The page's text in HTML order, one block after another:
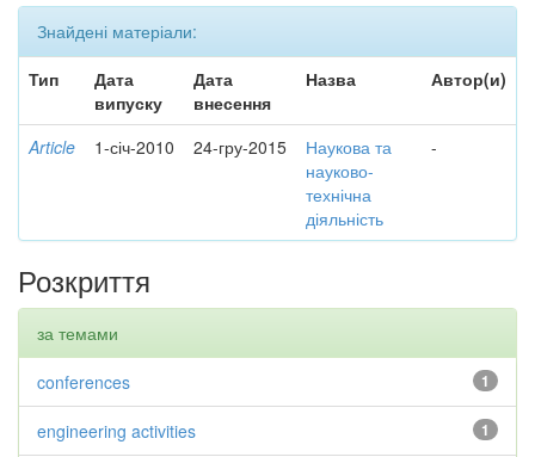
Знайдені матеріали:
Тип
Дата
випуску
Дата
внесення
Назва Автор(и)
Article 1-січ-2010 24-гру-2015
Наукова та
науково-
технічна
діяльність
-
Розкриття
за темами
1
conferences
1
engineering activities